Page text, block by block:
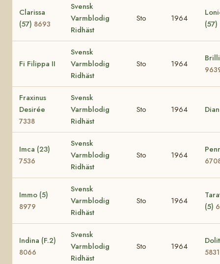
Clarissa
(57) 8693
Svensk
Varmblodig
Ridhäst
Sto 1964
(57)
Fi Filippa II
Svensk
Varmblodig
Ridhäst
Sto 1964
Fraxinus
Desirée
7338
Svensk
Varmblodig
Ridhäst
Sto 1964
Imca (23)
7536
Svensk
Varmblodig
Ridhäst
Sto 1964
Immo (5)
8979
Svensk
Varmblodig
Ridhäst
Sto 1964
(5)
Indina (F.2)
8066
Svensk
Varmblodig
Ridhäst
Sto 1964
5831